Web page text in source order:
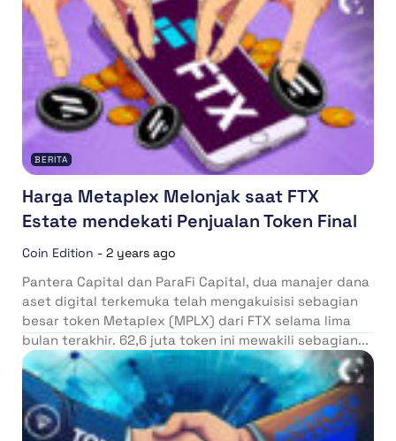
BERITA
Harga Metaplex Melonjak saat FTX
Estate mendekati Penjualan Token Final
Coin Edition - 2 years ago
Pantera Capital dan ParaFi Capital, dua manajer dana
aset digital terkemuka telah mengakuisisi sebagian
besar token Metaplex (MPLX) dari FTX selama lima
bulan terakhir. 62,6 juta token ini mewakili sebagian...